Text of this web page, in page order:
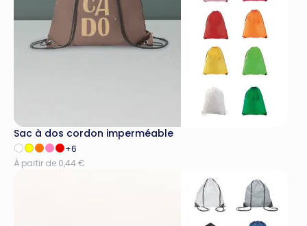
Sac à dos cordon imperméable
+6
À partir de 0,44 €